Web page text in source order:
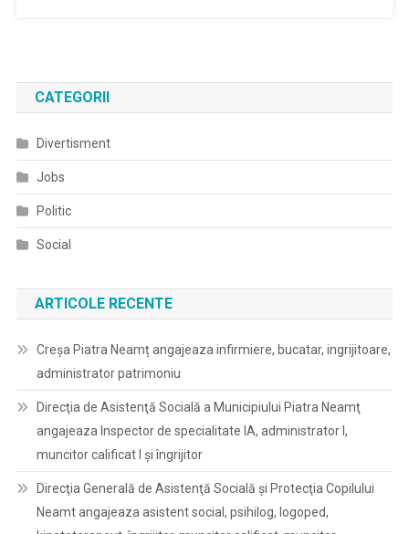
CATEGORII
Divertisment
Jobs
Politic
Social
ARTICOLE RECENTE
Creșa Piatra Neamț angajeaza infirmiere, bucatar, ingrijitoare,
administrator patrimoniu
Direcţia de Asistenţă Socială a Municipiului Piatra Neamţ
angajeaza Inspector de specialitate IA, administrator I,
muncitor calificat I și îngrijitor
Direcţia Generală de Asistenţă Socială şi Protecţia Copilului
Neamt angajeaza asistent social, psihilog, logoped,